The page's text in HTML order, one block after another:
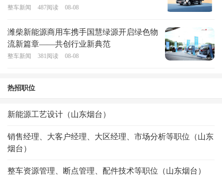
整车新闻 487阅读 08-08
潍柴新能源商用车携手国慧绿源开启绿色物
流新篇章——共创行业新典范
整车新闻 381阅读 08-08
热招职位
新能源工艺设计（山东烟台）
销售经理、大客户经理、大区经理、市场分析等职位（山东
烟台）
整车资源管理、断点管理、配件技术等职位（山东烟台）